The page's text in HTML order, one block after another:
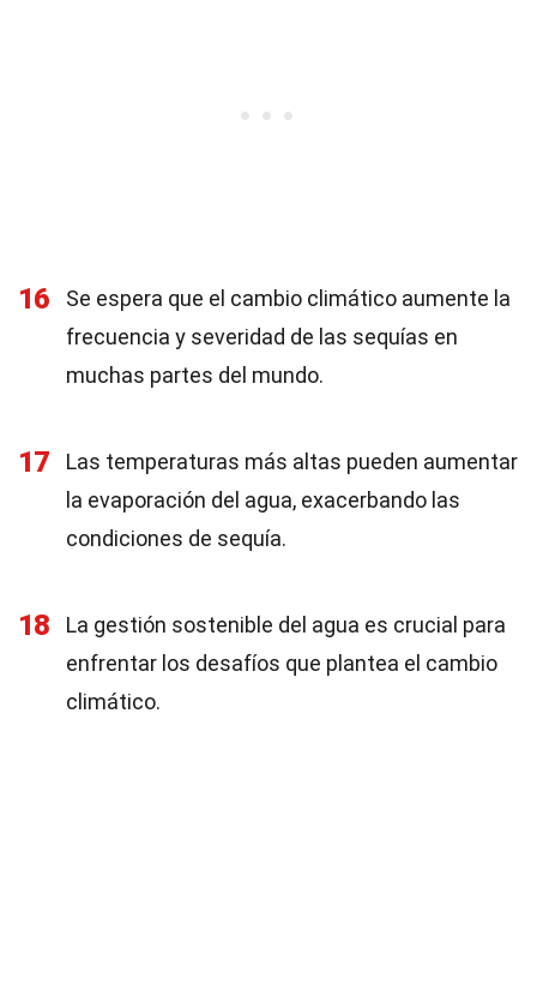
16
Se espera que el cambio climático aumente la
frecuencia y severidad de las sequías en
muchas partes del mundo.
17
Las temperaturas más altas pueden aumentar
la evaporación del agua, exacerbando las
condiciones de sequía.
18
La gestión sostenible del agua es crucial para
enfrentar los desafíos que plantea el cambio
climático.